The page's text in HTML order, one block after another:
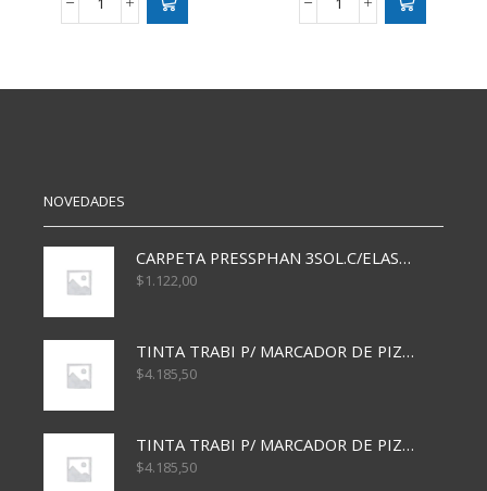
BLOCK
RAYADO
BLOCK
5
NOVEDADES
CARPETA PRESSPHAN 3SOL.C/ELAST MARRON A4 P01A
$1.122,00
TINTA TRABI P/ MARCADOR DE PIZARRA x30ml AZUL
$4.185,50
TINTA TRABI P/ MARCADOR DE PIZARRA x30ml ROJO
$4.185,50